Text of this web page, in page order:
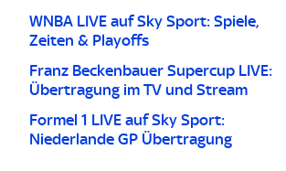
WNBA LIVE auf Sky Sport: Spiele,
Zeiten & Playoffs
Franz Beckenbauer Supercup LIVE:
Übertragung im TV und Stream
Formel 1 LIVE auf Sky Sport:
Niederlande GP Übertragung